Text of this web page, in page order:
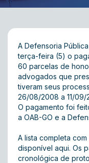
A Defensoria
terça-feira (5) o
60 parcelas de
advogados que
tiveram seus
26/08/2008 a 11/09/
O pagamento foi
a OAB-GO e a
A lista completa
disponível aqui. Os
cronológica de